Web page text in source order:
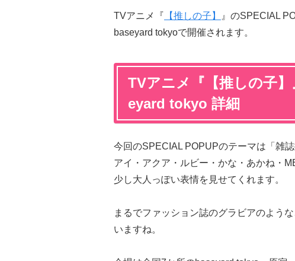
TVアニメ『 【推しの子】
』のSPECIAL
baseyard tokyoで開催されます。
TVアニメ『【推しの子
eyard tokyo 詳細
今回のSPECIAL POPUPのテーマは「雑
アイ・アクア・ルビー・かな・あかね・
少し大人っぽい表情を見せてくれます。
まるでファッション誌のグラビアのよう
いますね。